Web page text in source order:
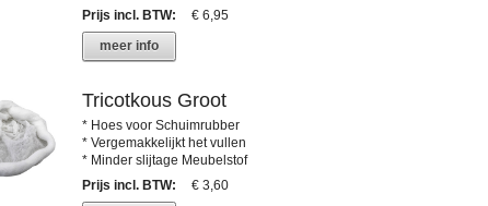
Prijs incl. BTW:
€ 6,95
meer info
Tricotkous Groot
* Hoes voor Schuimrubber
* Vergemakkelijkt het vullen
* Minder slijtage Meubelstof
Prijs incl. BTW:
€ 3,60